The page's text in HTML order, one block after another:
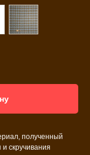
полученный
скручивания